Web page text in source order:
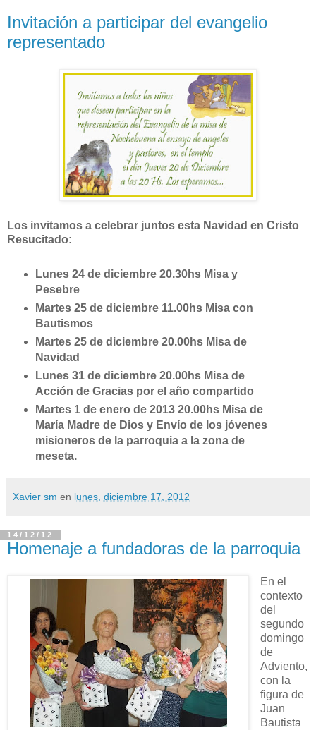
Invitación a participar del evangelio
representado
Los invitamos a celebrar juntos esta Navidad en Cristo
Resucitado:
Lunes 24 de diciembre 20.30hs Misa y
Pesebre
Martes 25 de diciembre 11.00hs Misa con
Bautismos
Martes 25 de diciembre 20.00hs Misa de
Navidad
Lunes 31 de diciembre 20.00hs Misa de
Acción de Gracias por el año compartido
Martes 1 de enero de 2013 20.00hs Misa de
María Madre de Dios y Envío de los jóvenes
misioneros de la parroquia a la zona de
meseta.
Xavier sm en lunes, diciembre 17, 2012
14/12/12
Homenaje a fundadoras de la parroquia
En el
contexto
del
segundo
domingo
de
Adviento,
con la
figura de
Juan
Bautista